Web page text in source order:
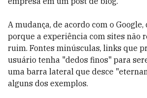
A mudança, de acordo com o
porque a experiência com sites não
ruim. Fontes minúsculas, links que
usuário tenha "dedos finos" para
uma barra lateral que desce
alguns dos exemplos.